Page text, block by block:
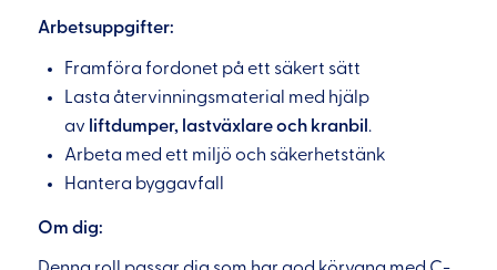
Arbetsuppgifter:
Framföra fordonet på ett säkert sätt
Lasta återvinningsmaterial med hjälp
av liftdumper, lastväxlare och kranbil .
Arbeta med ett miljö och säkerhetstänk
Hantera byggavfall
Om dig: